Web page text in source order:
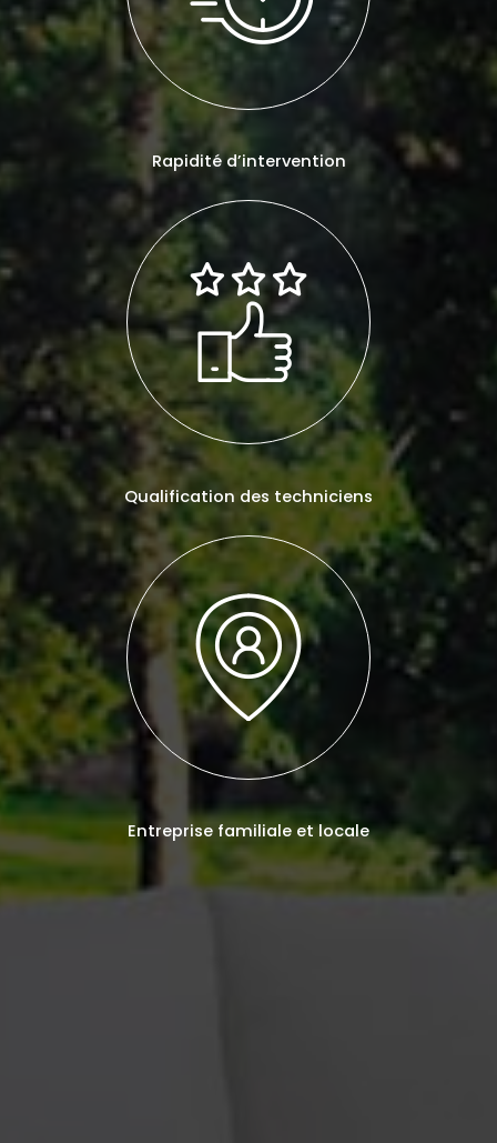
Rapidité d’intervention
Qualification des techniciens
Entreprise familiale et locale